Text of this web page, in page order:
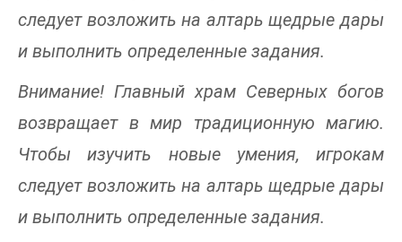
следует возложить на алтарь щедрые дары
и выполнить определенные задания.
Внимание! Главный храм Северных богов
возвращает в мир традиционную магию.
Чтобы изучить новые умения, игрокам
следует возложить на алтарь щедрые дары
и выполнить определенные задания.